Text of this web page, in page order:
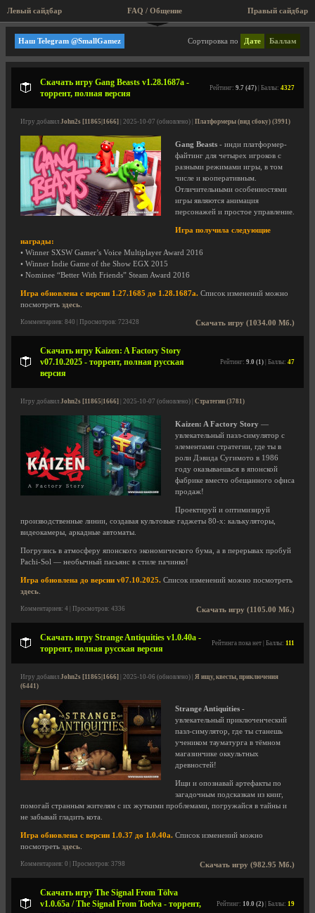
Левый сайдбар FAQ / Общение
Мини-игры для PC
Сортировка по Дате Баллам
Наш Telegram @SmallGamez
Скачать игру Gang Beasts v1.28.1687a -
торрент, полная версия
Рейтинг: 9.7 (47) | Баллы: 4327
Игру добавил John2s [11865|1666] | 2025-10-07 (обновлено) | Платформеры (вид сбоку) (3991)
Gang Beasts - инди платформер-
файтинг для четырех игроков с
разными режимами игры, в том
числе и кооперативным.
Отличительными особенностями
игры являются анимация
персонажей и простое управление.
Игра получила следующие
награды:
• Winner SXSW Gamer’s Voice Multiplayer Award 2016
• Winner Indie Game of the Show EGX 2015
• Nominee “Better With Friends” Steam Award 2016
Игра обновлена с версии 1.27.1685 до 1.28.1687a. Список изменений можно
посмотреть здесь
Скачать игру (1034.00 Мб.)
Комментариев: 840 | Просмотров: 723428
Скачать игру Kaizen: A Factory Story
v07.10.2025 - торрент, полная русская
версия
Рейтинг: 9.0 (1) | Баллы: 47
Игру добавил John2s [11865|1666] | 2025-10-07 (обновлено) | Стратегии (3781)
Kaizen: A Factory Story —
увлекательный пазл-симулятор с
элементами стратегии, где ты в
роли Дэвида Сугимото в 1986
году оказываешься в японской
фабрике вместо обещанного офиса
продаж!
Проектируй и оптимизируй
производственные линии, создавая культовые гаджеты 80-х: калькуляторы,
видеокамеры, аркадные автоматы.
Погрузись в атмосферу японского экономического бума, а в перерывах пробуй
Pachi-Sol — необычный пасьянс в стиле пачинко!
Игра обновлена до версии v07.10.2025. Список изменений можно посмотреть
здесь
Скачать игру (1105.00 Мб.)
Комментариев: 4 | Просмотров: 4336
Скачать игру Strange Antiquities v1.0.40a -
торрент, полная русская версия
Рейтинга пока нет | Баллы: 111
Игру добавил John2s [11865|1666] | 2025-10-06 (обновлено) | Я ищу, квесты, приключения
(6441)
Strange Antiquities -
увлекательный приключенческий
пазл-симулятор, где ты станешь
учеником тауматурга в тёмном
магазинчике оккультных
древностей!
Ищи и опознавай артефакты по
загадочным подсказкам из книг,
помогай странным жителям с их жуткими проблемами, погружайся в тайны и
не забывай гладить кота.
Игра обновлена с версии 1.0.37 до 1.0.40a. Список изменений можно
посмотреть здесь
Скачать игру (982.95 Мб.)
Комментариев: 0 | Просмотров: 3798
Скачать игру The Signal From Tölva
v1.0.65a / The Signal From Toelva - торрент,
Рейтинг: 10.0 (2) | Баллы: 19